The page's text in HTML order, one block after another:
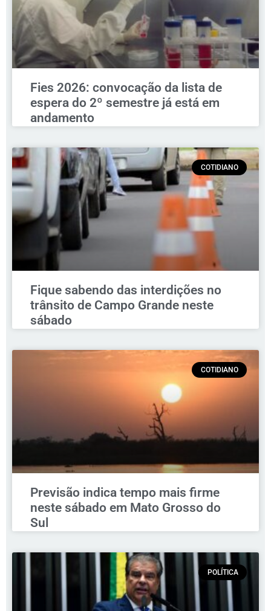
Fies 2026: convocação da lista de
espera do 2º semestre já está em
andamento
COTIDIANO
Fique sabendo das interdições no
trânsito de Campo Grande neste
sábado
COTIDIANO
Previsão indica tempo mais firme
neste sábado em Mato Grosso do
Sul
POLÍTICA